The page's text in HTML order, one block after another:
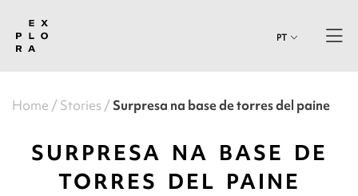
PT
Home Stories Surpresa na base de torres del paine
SURPRESA NA BASE DE
TORRES DEL PAINE